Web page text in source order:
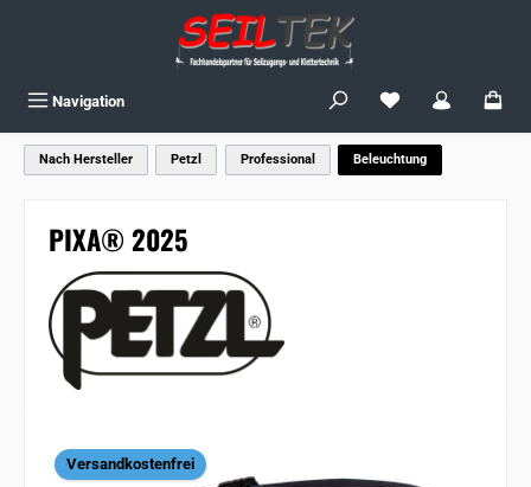
Navigation Du hast 0
Nach Hersteller Petzl Professional Beleuchtung
PIXA® 2025
Versandkostenfrei